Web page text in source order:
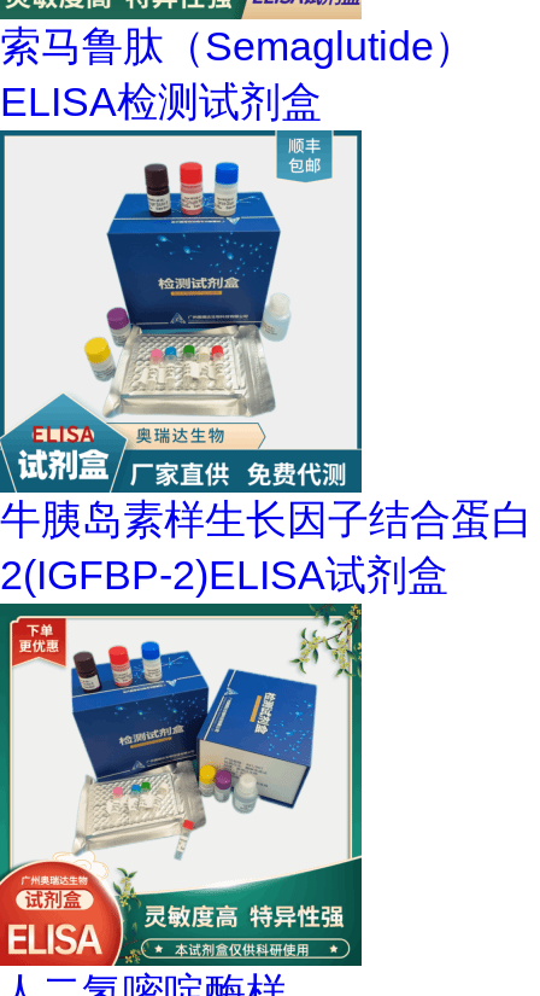
索马鲁肽（Semaglutide）
ELISA检测试剂盒
牛胰岛素样生长因子结合蛋白
2(IGFBP-2)ELISA试剂盒